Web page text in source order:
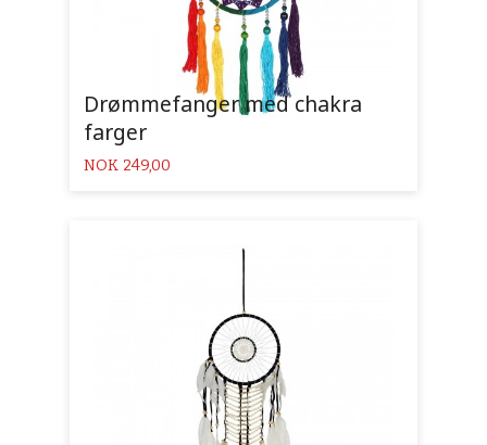
Drømmefanger med chakra
farger
Pris
NOK 249,00